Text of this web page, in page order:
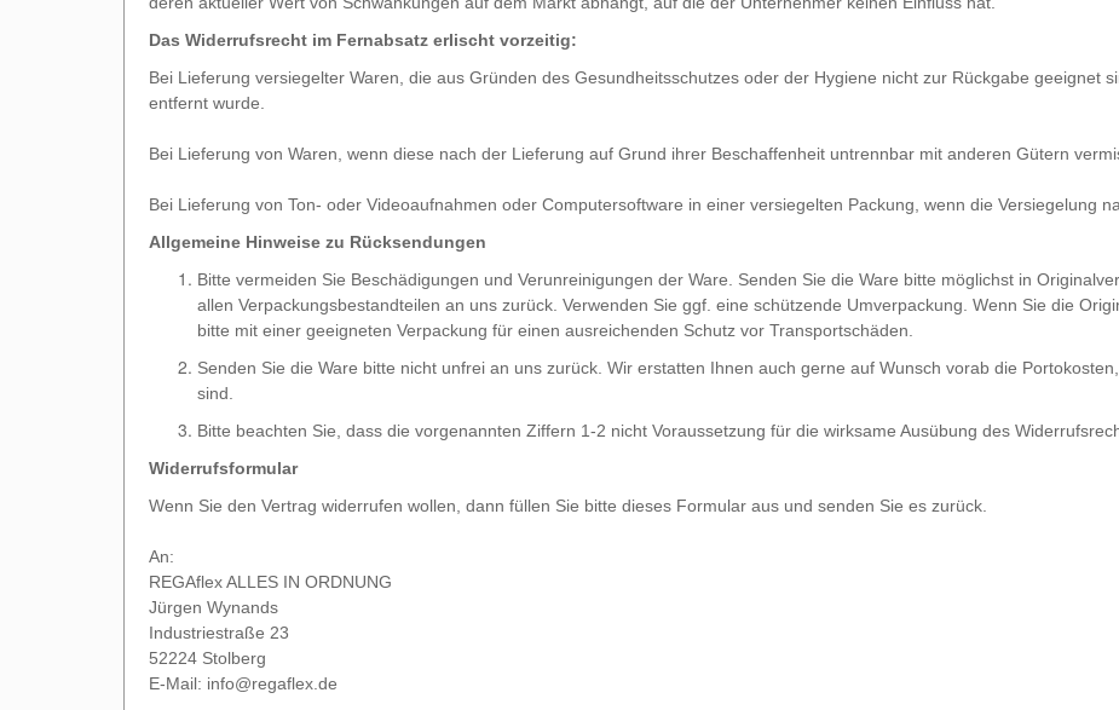
Das Widerrufsrecht im Fernabsatz erlischt vorzeitig:
Bei Lieferung versiegelter Waren, die aus Gründen des Gesundheitsschutzes oder der Hygiene nicht zur Rückgabe geeignet
entfernt wurde.
Bei Lieferung von Waren, wenn diese nach der Lieferung auf Grund ihrer Beschaffenheit untrennbar mit anderen Gütern
Bei Lieferung von Ton- oder Videoaufnahmen oder Computersoftware in einer versiegelten Packung, wenn die Versiegelung
Allgemeine Hinweise zu Rücksendungen
Bitte vermeiden Sie Beschädigungen und Verunreinigungen der Ware. Senden Sie die Ware bitte möglichst in
allen Verpackungsbestandteilen an uns zurück. Verwenden Sie ggf. eine schützende Umverpackung. Wenn Sie die
bitte mit einer geeigneten Verpackung für einen ausreichenden Schutz vor Transportschäden.
Senden Sie die Ware bitte nicht unfrei an uns zurück. Wir erstatten Ihnen auch gerne auf Wunsch vorab die
sind.
Bitte beachten Sie, dass die vorgenannten Ziffern 1-2 nicht Voraussetzung für die wirksame Ausübung des
Widerrufsformular
Wenn Sie den Vertrag widerrufen wollen, dann füllen Sie bitte dieses Formular aus und senden Sie es zurück.
An:
REGAflex ALLES IN ORDNUNG
Jürgen Wynands
Industriestraße 23
52224 Stolberg
E-Mail: info@regaflex.de